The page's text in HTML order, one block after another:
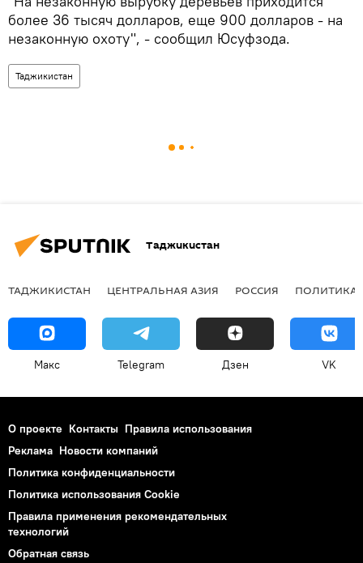
более 36 тысяч долларов, еще 900 долларов - на
незаконную охоту", - сообщил Юсуфзода.
Таджикистан
Таджикистан
ТАДЖИКИСТАН ЦЕНТРАЛЬНАЯ АЗИЯ РОССИЯ ПОЛИТИКА
Макс Telegram Дзен VK
О проекте Контакты Правила использования
Реклама Новости компаний
Политика конфиденциальности
Политика использования Cookie
Правила применения рекомендательных
технологий
Обратная связь